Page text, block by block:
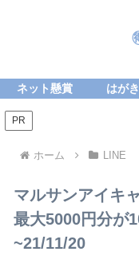
ネット懸賞 はが
PR
ホーム LINE
マルサンアイキ
最大5000円分が
~21/11/20